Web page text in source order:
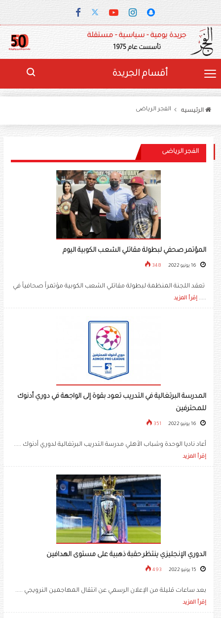
جريدة يومية - سياسية - مستقلة
تأسست عام 1975
أقسام الجريدة
الرئيسيه الفجر الرياضى
الفجر الرياضى
المؤتمر صحفي لبطولة مقاتلي الشعب الكوبية اليوم
348
تعقد اللجنة المنظمة لبطولة مقاتلي الشعب الكوبية مؤتمراً صحافياً في
..... إقرأ المزيد
المدرسة البرتغالية في التدريب تعود بقوة إلى الواجهة في دوري أدنوك
للمحترفين
351
أعاد ناديا الوحدة وشباب الأهلي مدرسة التدريب البرتغالية لدوري أدنوك .....
إقرأ المزيد
الدوري الإنجليزي ينتظر حقبة ذهبية على مستوى الهدافين
493
بعد ساعات قليلة من الإعلان الرسمي عن انتقال المهاجمين النرويجي .....
إقرأ المزيد